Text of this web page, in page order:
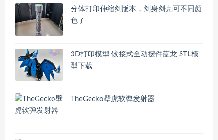
分体打印伸缩剑版本，剑身剑壳可不同颜
色了
3D打印模型 铰接式全动摆件蓝龙 STL模
型下载
TheGecko壁虎软弹发射器